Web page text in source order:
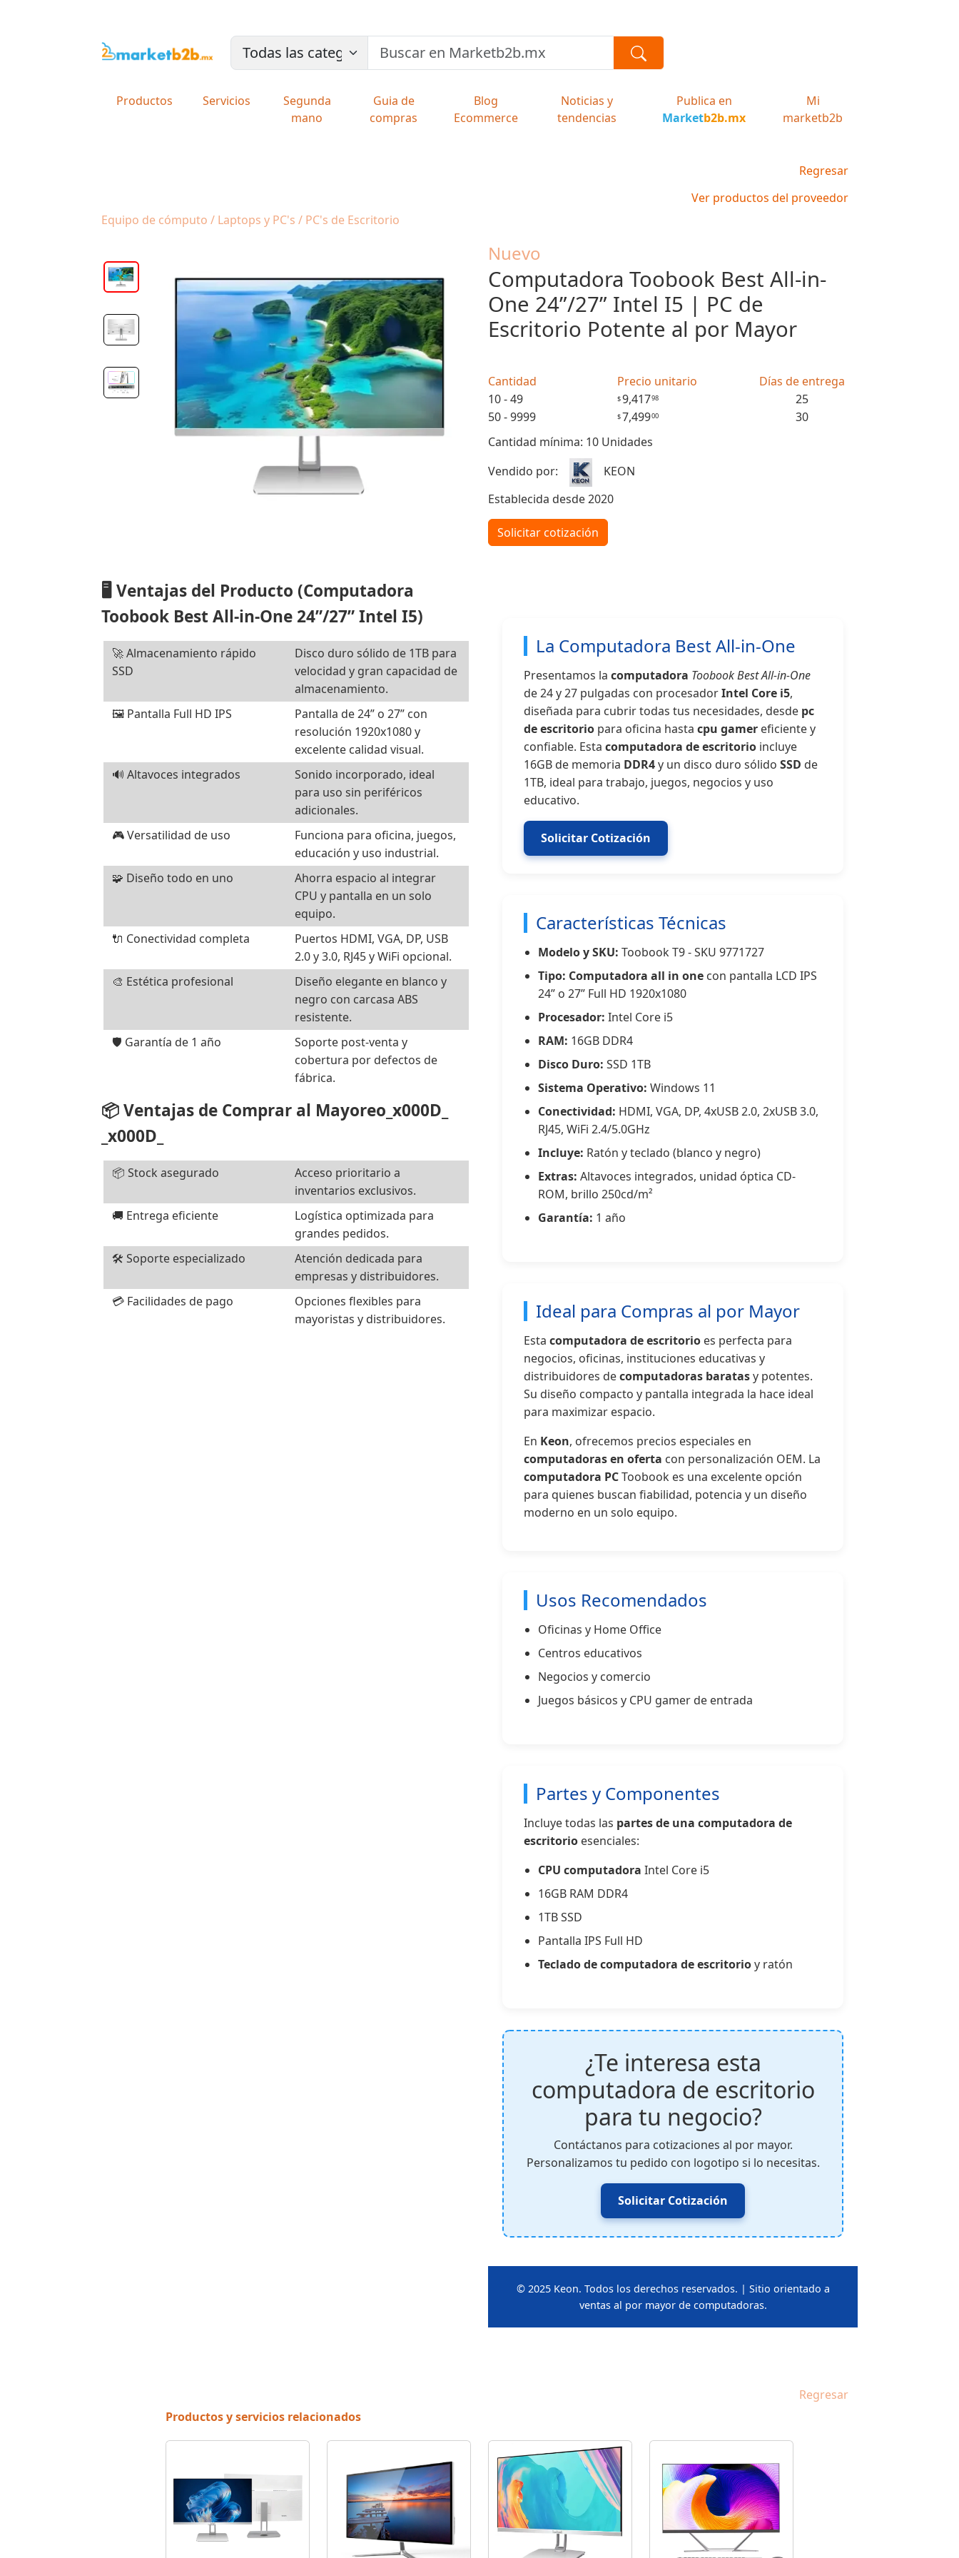
Productos Servicios
Segunda
mano
Guia de
compras
Blog
Ecommerce
Noticias y
tendencias
Publica en
Marketb2b.mx
Mi
marketb2b
Regresar
Ver productos del proveedor
Equipo de cómputo / Laptops y PC's / PC's de Escritorio
Nuevo
Computadora Toobook Best All-in-
One 24”/27” Intel I5 | PC de
Escritorio Potente al por Mayor
Cantidad Precio unitario
Días de entrega
10 - 49
$9,41798
25
50 - 9999
$7,49900
30
Cantidad mínima: 10 Unidades
Vendido por:
KEON
Establecida desde 2020
Solicitar cotización
🖥️ Ventajas del Producto (Computadora
Toobook Best All-in-One 24”/27” Intel I5)
🚀 Almacenamiento rápido
SSD
Disco duro sólido de 1TB para
velocidad y gran capacidad de
almacenamiento.
🖼️ Pantalla Full HD IPS
Pantalla de 24” o 27” con
resolución 1920x1080 y
excelente calidad visual.
🔊 Altavoces integrados
Sonido incorporado, ideal
para uso sin periféricos
adicionales.
🎮 Versatilidad de uso
Funciona para oficina, juegos,
educación y uso industrial.
🧩 Diseño todo en uno
Ahorra espacio al integrar
CPU y pantalla en un solo
equipo.
🔌 Conectividad completa
Puertos HDMI, VGA, DP, USB
2.0 y 3.0, RJ45 y WiFi opcional.
🎨 Estética profesional
Diseño elegante en blanco y
negro con carcasa ABS
resistente.
🛡️ Garantía de 1 año
Soporte post-venta y
cobertura por defectos de
fábrica.
📦 Ventajas de Comprar al Mayoreo_x000D_
_x000D_
📦 Stock asegurado
Acceso prioritario a
inventarios exclusivos.
🚚 Entrega eficiente
Logística optimizada para
grandes pedidos.
🛠️ Soporte especializado
Atención dedicada para
empresas y distribuidores.
💳 Facilidades de pago
Opciones flexibles para
mayoristas y distribuidores.
La Computadora Best All-in-One
Presentamos la computadora Toobook Best All-in-One
de 24 y 27 pulgadas con procesadorIntel Core i5,
diseñada para cubrir todas tus necesidades, desde pc
de escritorio para oficina hasta cpu gamer eficiente y
confiable. Esta computadora de escritorio incluye
16GB de memoria DDR4y un disco duro sólido SSD de
1TB, ideal para trabajo, juegos, negocios y uso
educativo.
Solicitar Cotización
Características Técnicas
Modelo y SKU: Toobook T9 - SKU 9771727
Tipo: Computadora all in one con pantalla LCD IPS
24” o 27” Full HD 1920x1080
Procesador: Intel Core i5
RAM: 16GB DDR4
Disco Duro: SSD 1TB
Sistema Operativo: Windows 11
Conectividad: HDMI, VGA, DP, 4xUSB 2.0, 2xUSB 3.0,
RJ45, WiFi 2.4/5.0GHz
Incluye: Ratón y teclado (blanco y negro)
Extras: Altavoces integrados, unidad óptica CD-
ROM, brillo 250cd/m²
Garantía: 1 año
Ideal para Compras al por Mayor
Esta computadora de escritorio es perfecta para
negocios, oficinas, instituciones educativas y
distribuidores decomputadoras baratasy potentes.
Su diseño compacto y pantalla integrada la hace ideal
para maximizar espacio.
En Keon, ofrecemos precios especiales en
computadoras en oferta con personalización OEM. La
computadora PCToobook es una excelente opción
para quienes buscan fiabilidad, potencia y un diseño
moderno en un solo equipo.
Usos Recomendados
Oficinas y Home Office
Centros educativos
Negocios y comercio
Juegos básicos y CPU gamer de entrada
Partes y Componentes
Incluye todas las partes de una computadora de
escritorio esenciales:
CPU computadora Intel Core i5
16GB RAM DDR4
1TB SSD
Pantalla IPS Full HD
Teclado de computadora de escritorioy ratón
¿Te interesa esta
computadora de escritorio
para tu negocio?
Contáctanos para cotizaciones al por mayor.
Personalizamos tu pedido con logotipo si lo necesitas.
Solicitar Cotización
© 2025 Keon. Todos los derechos reservados. | Sitio orientado a
ventas al por mayor de computadoras.
Regresar
Productos y servicios relacionados